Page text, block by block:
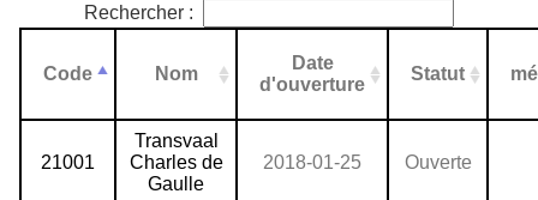
Rechercher :
Code Nom
Date
d'ouverture
Statut
21001
Transvaal
Charles de
Gaulle
2018-01-25 Ouverte